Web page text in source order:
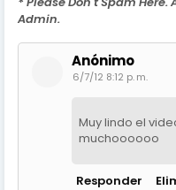
Admin.
Anónimo
6/7/12 8:12 p. m.
Muy lindo el
muchoooooo
Responder